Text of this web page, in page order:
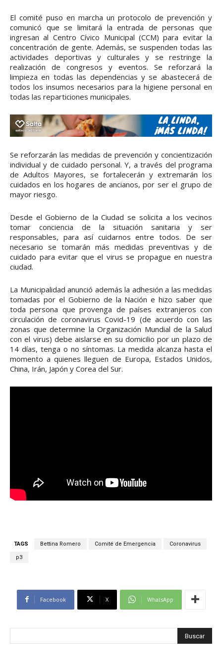
El comité puso en marcha un protocolo de prevención y
comunicó que se limitará la entrada de personas que
ingresan al Centro Cívico Municipal (CCM) para evitar la
concentración de gente. Además, se suspenden todas las
actividades deportivas y culturales y se restringe la
realización de congresos y eventos. Se reforzará la
limpieza en todas las dependencias y se abastecerá de
todos los insumos necesarios para la higiene personal en
todas las reparticiones municipales.
Se reforzarán las medidas de prevención y concientización
individual y de cuidado personal. Y, a través del programa
de Adultos Mayores, se fortalecerán y extremarán los
cuidados en los hogares de ancianos, por ser el grupo de
mayor riesgo.
Desde el Gobierno de la Ciudad se solicita a los vecinos
tomar conciencia de la situación sanitaria y ser
responsables, para así cuidarnos entre todos. De ser
necesario se tomarán más medidas preventivas y de
cuidado para evitar que el virus se propague en nuestra
ciudad.
La Municipalidad anunció además la adhesión a las medidas
tomadas por el Gobierno de la Nación e hizo saber que
toda persona que provenga de países extranjeros con
circulación de coronavirus Covid-19 (de acuerdo con las
zonas que determine la Organización Mundial de la Salud
con el virus) debe aislarse en su domicilio por un plazo de
14 días, tenga o no síntomas. La medida alcanza hasta el
momento a quienes lleguen de Europa, Estados Unidos,
China, Irán, Japón y Corea del Sur.
TAGS Bettina Romero Comité de Emergencia Coronavirus
p3
Facebook X WhatsApp